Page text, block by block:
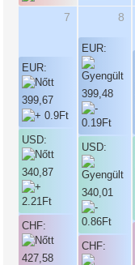
7
EUR:
399,67
USD:
340,87
CHF:
427,58
8
EUR:
399,48
USD:
340,01
CHF: